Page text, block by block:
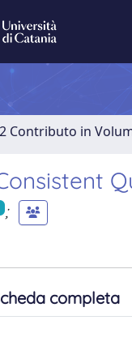
2 Contributo in
;
completa